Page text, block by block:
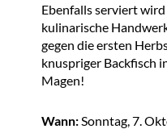
Ebenfalls serviert
kulinarische
gegen die ersten
knuspriger Backfisch
Magen!
Wann:Sonntag, 7.